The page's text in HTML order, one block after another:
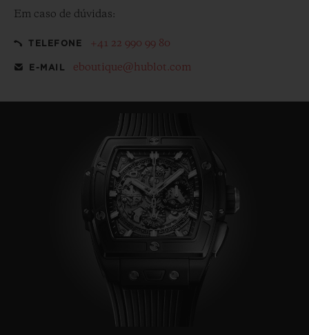
Em caso de dúvidas:
TELEFONE +41 22 990 99 80
E-MAIL eboutique@hublot.com